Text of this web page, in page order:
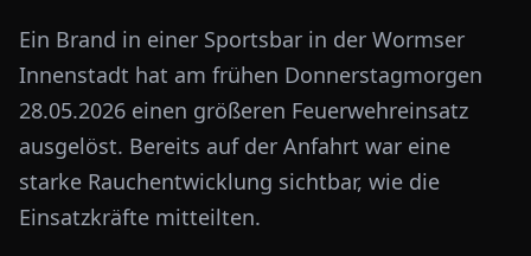
Ein Brand in einer Sportsbar in der Wormser
Innenstadt hat am frühen Donnerstagmorgen
28.05.2026 einen größeren Feuerwehreinsatz
ausgelöst. Bereits auf der Anfahrt war eine
starke Rauchentwicklung sichtbar, wie die
Einsatzkräfte mitteilten.